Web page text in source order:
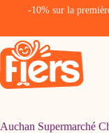
-10% sur la
Passer
au
contenu
Auchan Supermarché